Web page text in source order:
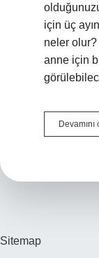
için üç
neler
anne için
Sitemap